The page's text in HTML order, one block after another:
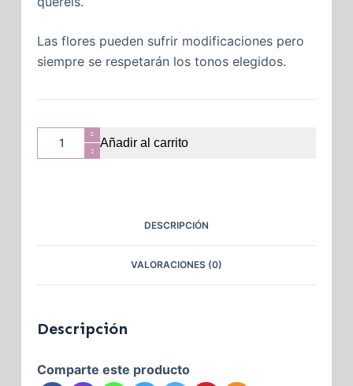
Las flores pueden sufrir modificaciones pero
siempre se respetarán los tonos elegidos.
Añadir al carrito
DESCRIPCIÓN
VALORACIONES (0)
Descripción
Comparte este producto